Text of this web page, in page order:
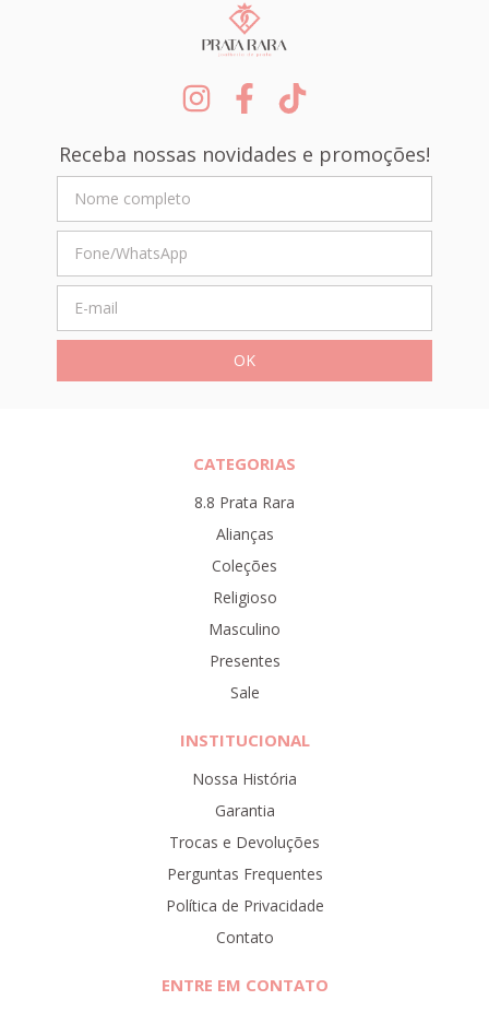
Receba nossas novidades e promoções!
CATEGORIAS
8.8 Prata Rara
Alianças
Coleções
Religioso
Masculino
Presentes
Sale
INSTITUCIONAL
Nossa História
Garantia
Trocas e Devoluções
Perguntas Frequentes
Política de Privacidade
Contato
ENTRE EM CONTATO